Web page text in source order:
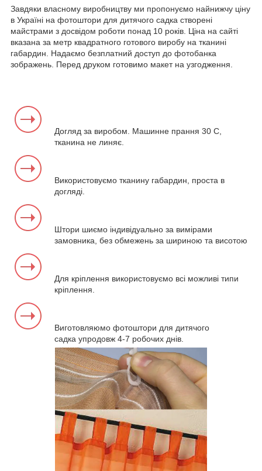
Завдяки власному виробництву ми пропонуємо найнижчу ціну
в Україні на фотоштори для дитячого садка створені
майстрами з досвідом роботи понад 10 років. Ціна на сайті
вказана за метр квадратного готового виробу на тканині
габардин. Надаємо безплатний доступ до фотобанка
зображень. Перед друком готовимо макет на узгодження.
Догляд за виробом. Машинне прання 30 С,
тканина не линяє.
Використовуємо тканину габардин, проста в
догляді.
Штори шиємо індивідуально за вимірами
замовника, без обмежень за шириною та висотою
Для кріплення використовуємо всі можливі типи
кріплення.
Виготовляюмо фотоштори для дитячого
садка упродовж 4-7 робочих днів.